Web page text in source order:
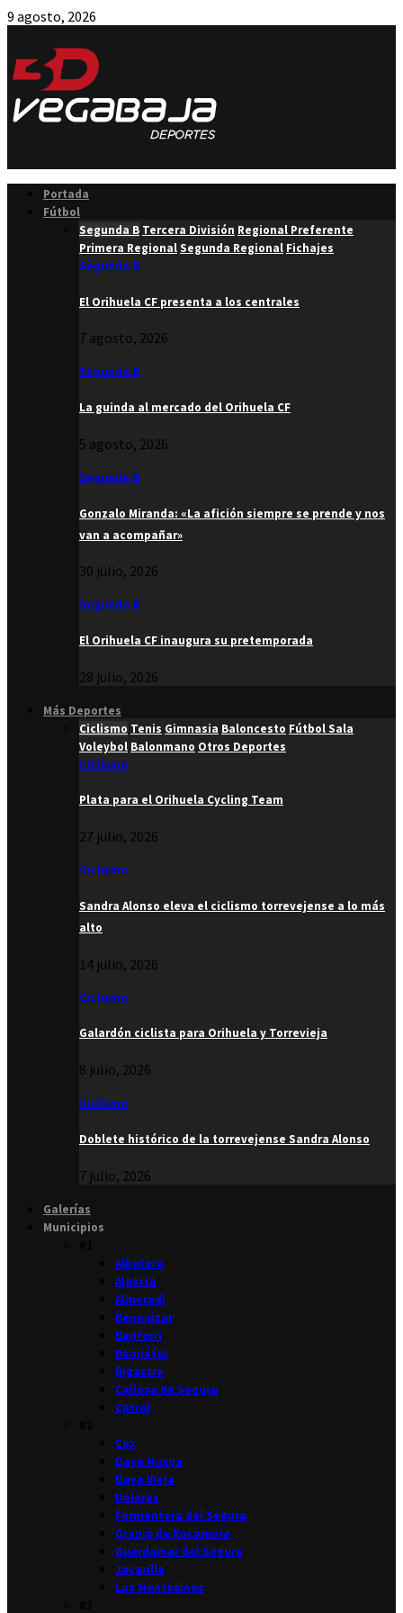
9 agosto, 2026
Portada
Fútbol
Segunda B Tercera División Regional Preferente
Primera RegionalSegunda Regional Fichajes
Segunda B
El Orihuela CF presenta a los centrales
7 agosto, 2026
Segunda B
La guinda al mercado del Orihuela CF
5 agosto, 2026
Segunda B
Gonzalo Miranda: «La afición siempre se prende y nos
van a acompañar»
30 julio, 2026
Segunda B
El Orihuela CF inaugura su pretemporada
28 julio, 2026
Más Deportes
Ciclismo Tenis Gimnasia Baloncesto Fútbol Sala
Voleybol Balonmano Otros Deportes
Ciclismo
Plata para el Orihuela Cycling Team
27 julio, 2026
Ciclismo
Sandra Alonso eleva el ciclismo torrevejense a lo más
alto
14 julio, 2026
Ciclismo
Galardón ciclista para Orihuela y Torrevieja
8 julio, 2026
Ciclismo
Doblete histórico de la torrevejense Sandra Alonso
7 julio, 2026
Galerías
Municipios
Albatera
Algorfa
Almoradí
Benejúzar
Benferri
Benijófar
Bigastro
Callosa de Segura
Catral
Cox
Daya Nueva
Daya Vieja
Dolores
Formentera del Segura
Granja de Rocamora
Guardamar del Segura
Jacarilla
Los Montesinos